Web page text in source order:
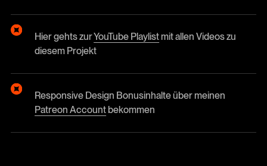
Hier gehts zurYouTube Playlist mit allen Videos zu
diesem Projekt
Responsive Design Bonusinhalte über meinen
Patreon Account bekommen